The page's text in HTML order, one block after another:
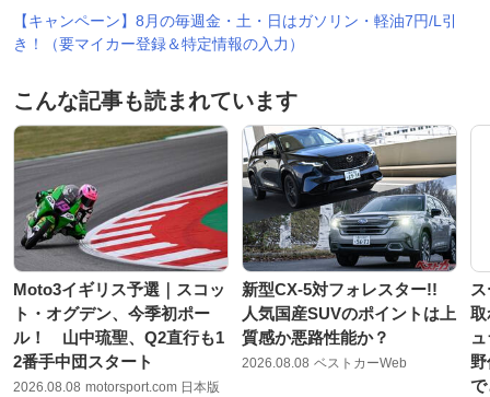
【キャンペーン】8月の毎週金・土・日はガソリン・軽油7円/L引
き！（要マイカー登録＆特定情報の入力）
こんな記事も読まれています
Moto3イギリス予選｜スコッ
ト・オグデン、今季初ポー
ル！ 山中琉聖、Q2直行も1
2番手中団スタート
2026.08.08 motorsport.com 日本版
新型CX-5対フォレスター!!
人気国産SUVのポイントは上
質感か悪路性能か？
2026.08.08 ベストカーWeb
で